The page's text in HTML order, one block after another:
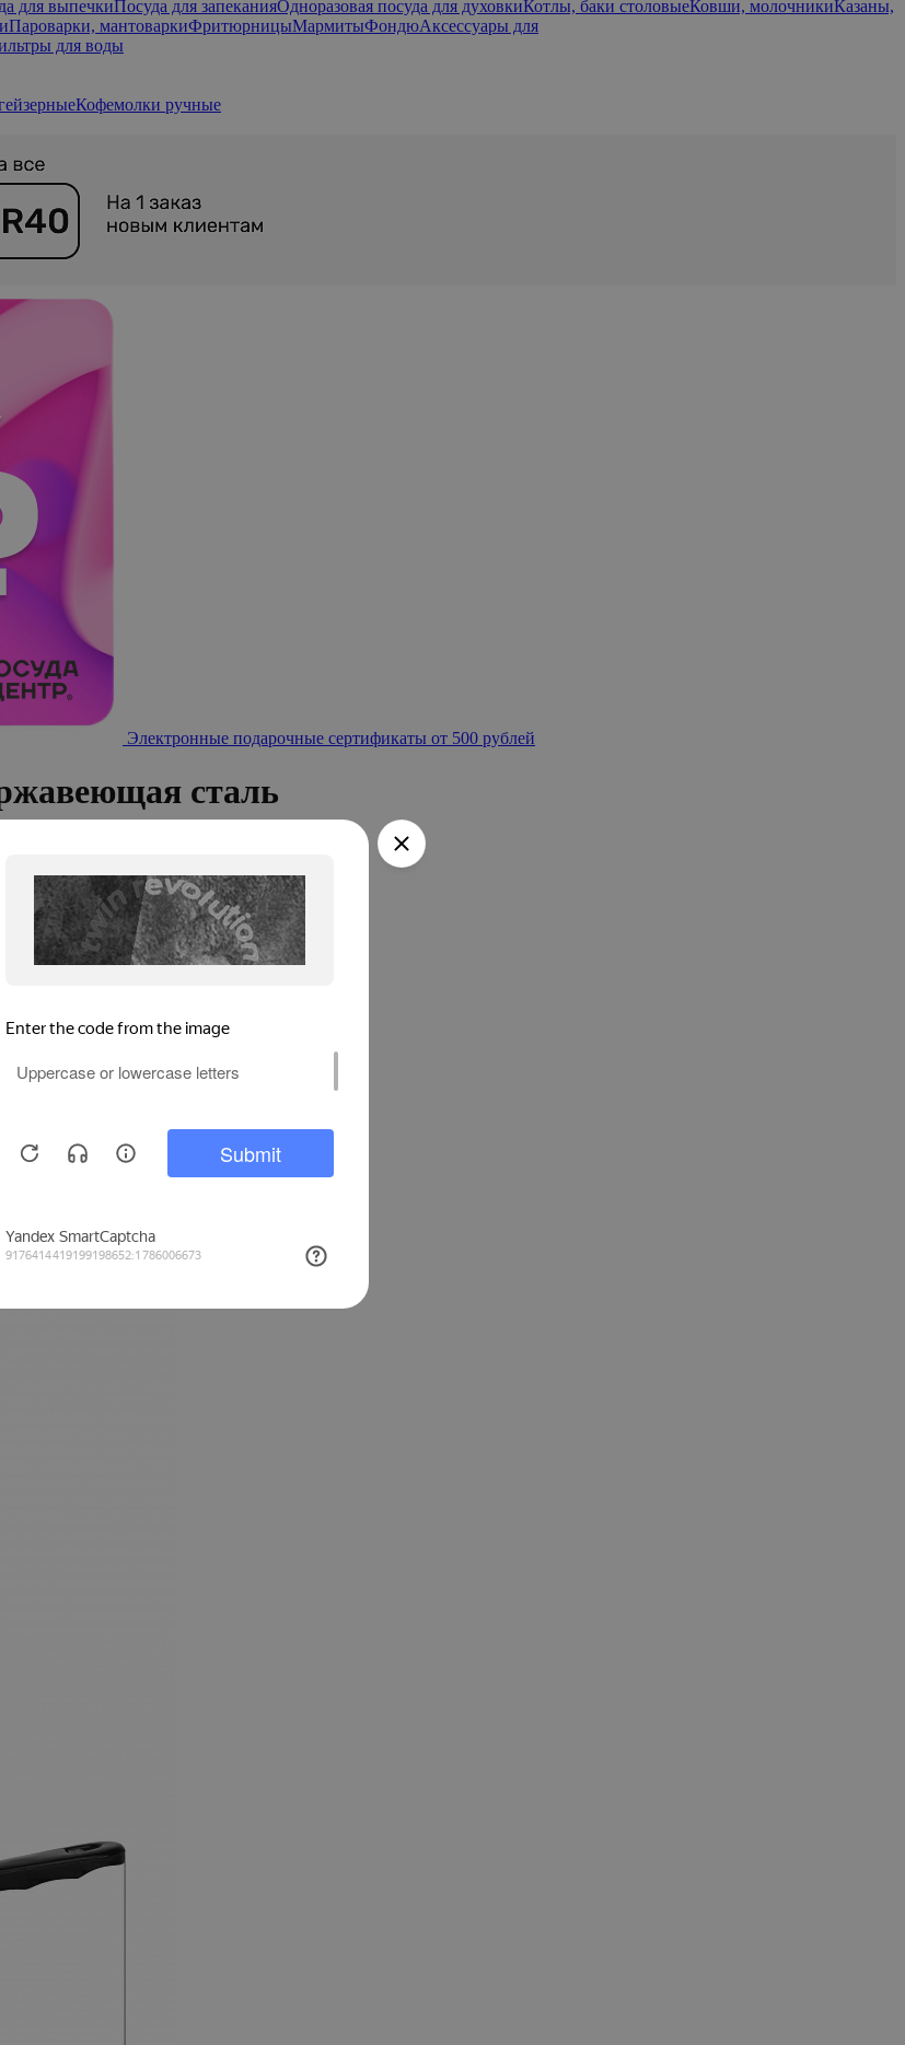
для выпечкиПосуда для запеканияОдноразовая посуда для духовкиКотлы, баки столовыеКовши, молочникиКазаны,
Пароварки, мантоваркиФритюрницыМармитыФондюАксессуары для
для воды
Кофемолки ручные
Электронные подарочные сертификаты от 500 рублей
сталь